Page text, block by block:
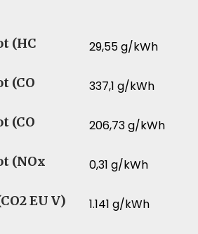
(HC
29,55 g/kWh
(CO 337,1 g/kWh
(CO 206,73 g/kWh
(NOx 0,31 g/kWh
EU V)
1.141 g/kWh